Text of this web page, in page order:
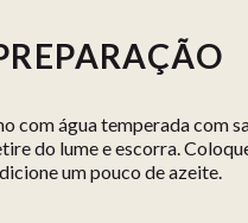
com água temperada com
do lume e escorra.
um pouco de azeite.